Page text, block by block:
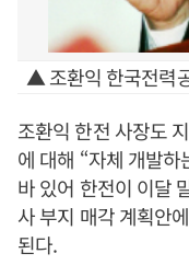
▲ 조환익 한국전력
조환익 한전 사장도
에 대해 “자체 개발
바 있어 한전이 이달
사 부지 매각 계획안
된다.